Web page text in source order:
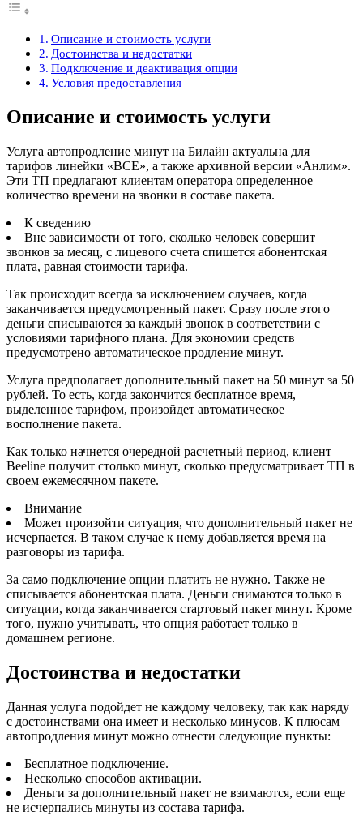
Описание и стоимость услуги
Достоинства и недостатки
Подключение и деактивация опции
Условия предоставления
Описание и стоимость услуги
Услуга автопродление минут на Билайн актуальна для
тарифов линейки «ВСЕ», а также архивной версии «Анлим».
Эти ТП предлагают клиентам оператора определенное
количество времени на звонки в составе пакета.
К сведению
Вне зависимости от того, сколько человек совершит
звонков за месяц, с лицевого счета спишется абонентская
плата, равная стоимости тарифа.
Так происходит всегда за исключением случаев, когда
заканчивается предусмотренный пакет. Сразу после этого
деньги списываются за каждый звонок в соответствии с
условиями тарифного плана. Для экономии средств
предусмотрено автоматическое продление минут.
Услуга предполагает дополнительный пакет на 50 минут за 50
рублей. То есть, когда закончится бесплатное время,
выделенное тарифом, произойдет автоматическое
восполнение пакета.
Как только начнется очередной расчетный период, клиент
Beeline получит столько минут, сколько предусматривает ТП в
своем ежемесячном пакете.
Внимание
Может произойти ситуация, что дополнительный пакет не
исчерпается. В таком случае к нему добавляется время на
разговоры из тарифа.
За само подключение опции платить не нужно. Также не
списывается абонентская плата. Деньги снимаются только в
ситуации, когда заканчивается стартовый пакет минут. Кроме
того, нужно учитывать, что опция работает только в
домашнем регионе.
Достоинства и недостатки
Данная услуга подойдет не каждому человеку, так как наряду
с достоинствами она имеет и несколько минусов. К плюсам
автопродления минут можно отнести следующие пункты:
Бесплатное подключение.
Несколько способов активации.
Деньги за дополнительный пакет не взимаются, если еще
не исчерпались минуты из состава тарифа.